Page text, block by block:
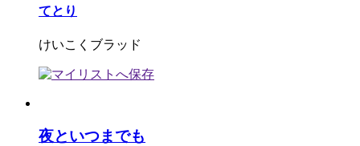
てとり
けいこくブラッド
夜といつまでも